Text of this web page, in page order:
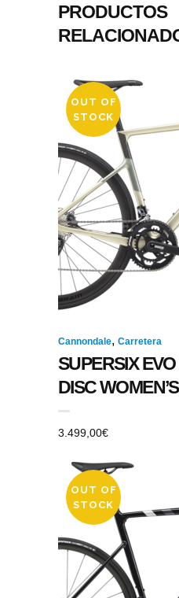
PRODUCTOS
OUT OF
STOCK
Cannondale, Carretera
SUPERSIX
DISC
3.499,00€
OUT OF
STOCK